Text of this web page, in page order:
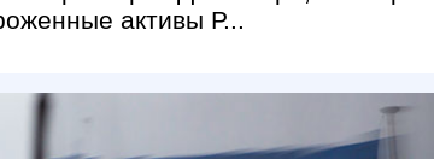
активы Р...